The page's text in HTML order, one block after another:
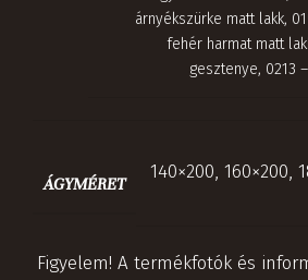
árnyékszürke matt lakk,
fehér harmat matt
gesztenye, 0213
ÁGYMÉRET
140×200, 160×200,
Figyelem! A termékfotók és